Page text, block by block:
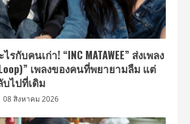
กับคนเก่า! “INC MATAWEE” ส่งเพลง
เพลงของคนที่พยายามลืม แต่
บไปที่เดิม
08 สิงหาคม 2026